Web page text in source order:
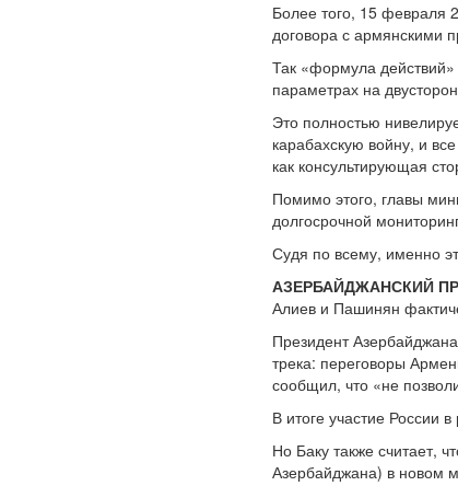
Более того, 15 февраля
договора с армянскими
Так «формула
параметрах на
Это полностью
карабахскую войну, и
как консультирующая
Помимо этого, главы
долгосрочной
Судя по всему, именно
АЗЕРБАЙДЖАНСКИЙ
Алиев и Пашинян
Президент
трека: переговоры
сообщил, что «не
В итоге участие России
Но Баку также считает,
Азербайджана) в новом